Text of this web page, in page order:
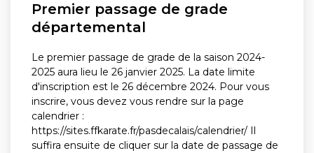
Premier passage de grade
départemental
Le premier passage de grade de la saison 2024-
2025 aura lieu le 26 janvier 2025. La date limite
d'inscription est le 26 décembre 2024. Pour vous
inscrire, vous devez vous rendre sur la page
calendrier :
https://sites.ffkarate.fr/pasdecalais/calendrier/ Il
suffira ensuite de cliquer sur la date de passage de